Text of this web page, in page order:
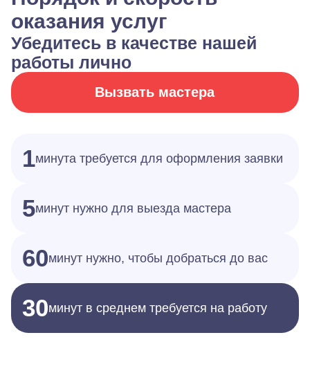
оказания услуг
Убедитесь в качестве нашей
работы лично
Вызвать мастера
1минута требуется для оформления заявки
5минут нужно для выезда мастера
60минут нужно, чтобы добраться до вас
30минут в среднем требуется на работу